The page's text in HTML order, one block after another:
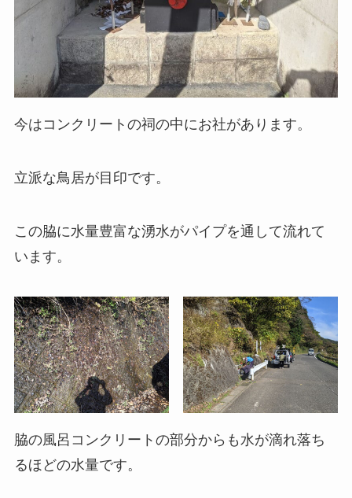
今はコンクリートの祠の中にお社があります。
立派な鳥居が目印です。
この脇に水量豊富な湧水がパイプを通して流れて
います。
脇の風呂コンクリートの部分からも水が滴れ落ち
るほどの水量です。